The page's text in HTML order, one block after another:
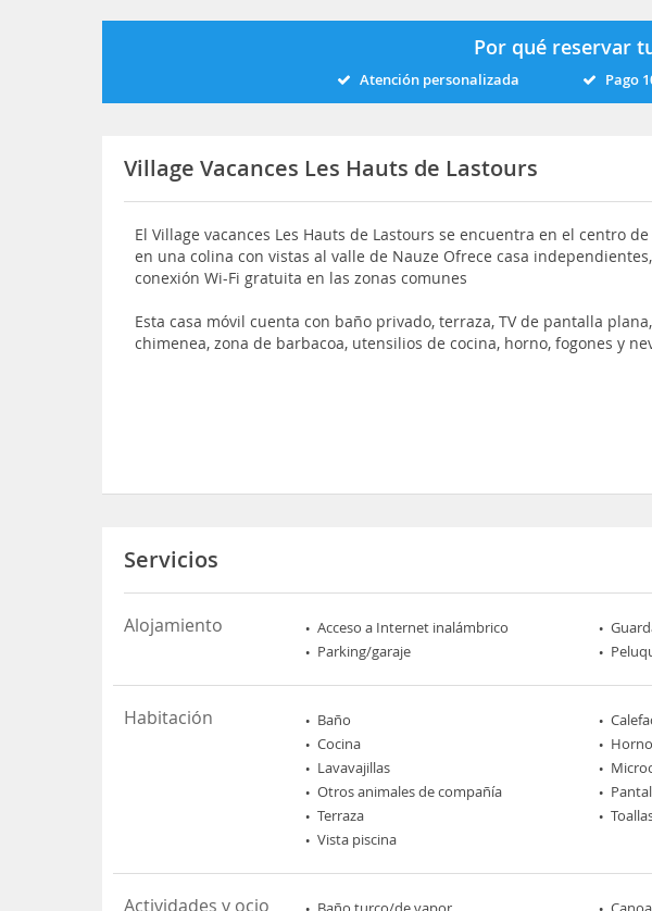
Por qué reservar
Atención personalizada Pago
Village Vacances Les Hauts de Lastours
El Village vacances Les Hauts de Lastours se encuentra en el centro
en una colina con vistas al valle de Nauze Ofrece casa
conexión Wi-Fi gratuita en las zonas comunes
Esta casa móvil cuenta con baño privado, terraza, TV de pantalla
chimenea, zona de barbacoa, utensilios de cocina, horno, fogones y
Servicios
Alojamiento Acceso a Internet inalámbrico
Parking/garaje
Habitación Baño
Cocina
Horno
Lavavajillas
Otros animales de compañía
Terraza
Vista piscina
Actividades y ocio